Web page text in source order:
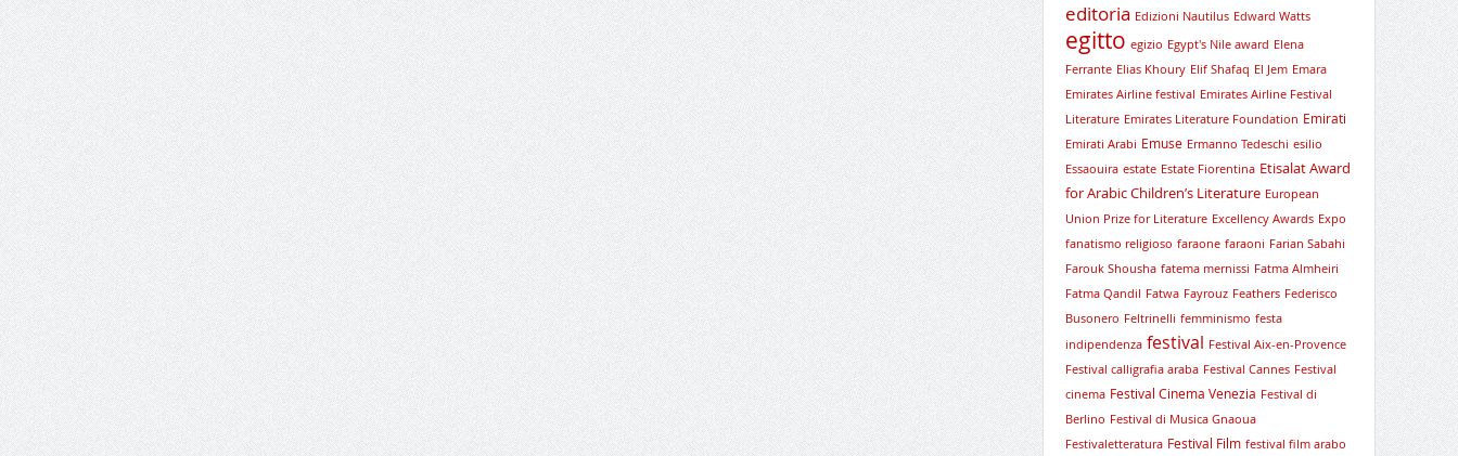
editoria Edizioni Nautilus Edward Watts
egitto egizio Egypt's Nile award Elena
Ferrante Elias Khoury Elif Shafaq El Jem Emara
Emirates Airline festival Emirates Airline Festival
Literature Emirates Literature Foundation Emirati
Emirati Arabi Emuse Ermanno Tedeschi esilio
Essaouira estate Estate Fiorentina Etisalat Award
for Arabic Children’s Literature European
Union Prize for Literature Excellency Awards Expo
fanatismo religioso faraone faraoni Farian Sabahi
Farouk Shousha fatema mernissi Fatma Almheiri
Fatma Qandil Fatwa Fayrouz Feathers Federisco
Busonero Feltrinelli femminismo festa
indipendenza festival Festival Aix-en-Provence
Festival calligrafia araba Festival Cannes Festival
cinema Festival Cinema Venezia Festival di
Berlino Festival di Musica Gnaoua
Festivaletteratura Festival Film festival film arabo